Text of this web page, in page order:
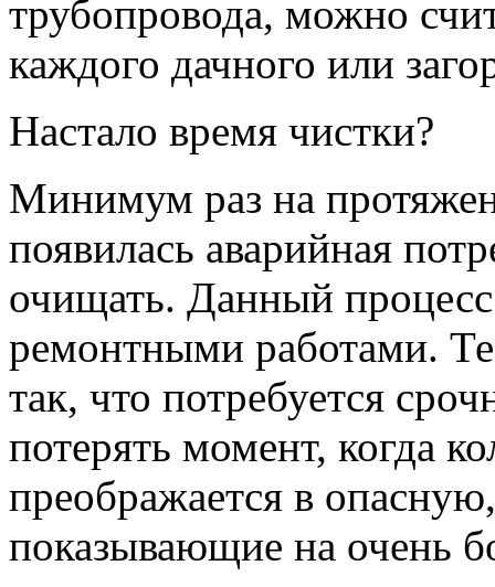
трубопровода, можно
каждого дачного или
Настало время чистки?
Минимум раз на
появилась аварийная
очищать. Данный
ремонтными работами.
так, что потребуется
потерять момент, когда
преображается в
показывающие на очень